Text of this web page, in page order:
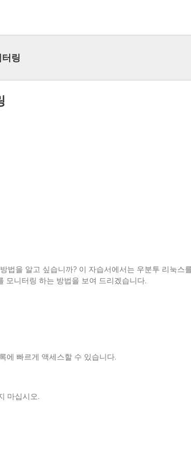
링
법을 알고 싶습니까? 이 자습서에서는 우분투 리눅스
모니터링 하는 방법을 보여 드리겠습니다.
에 빠르게 액세스할 수 있습니다.
마십시오.